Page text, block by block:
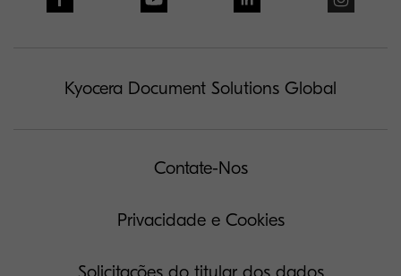
Kyocera Document Solutions Global
Contate-Nos
Privacidade e Cookies